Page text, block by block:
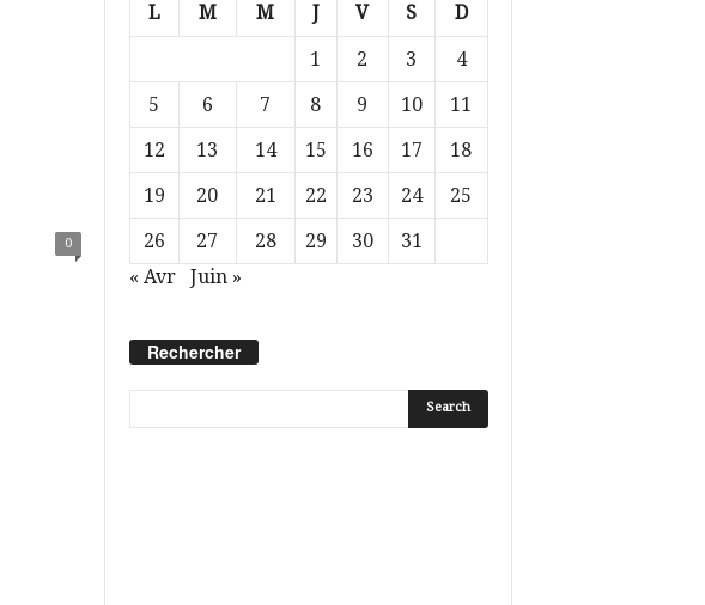
0
L M M J V S D
1 2 3
4
5
6 7 8 9 10
11
12
13 14 15 16 17
18
19
20 21 22 23 24
25
26
27 28 29 30
31
« Avr
Juin »
Rechercher